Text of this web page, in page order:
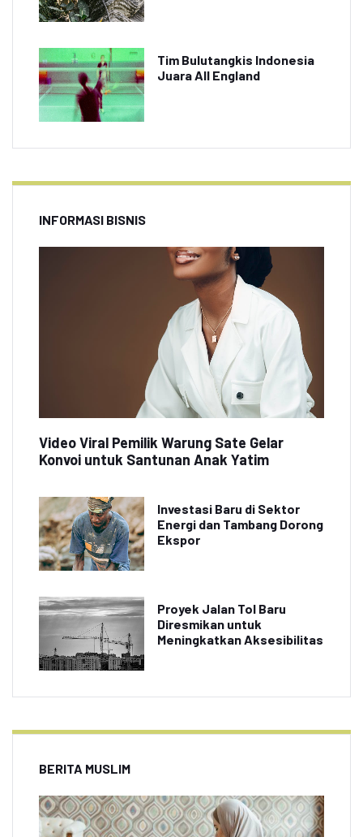
Tim Bulutangkis Indonesia
Juara All England
INFORMASI BISNIS
Video Viral Pemilik Warung Sate Gelar
Konvoi untuk Santunan Anak Yatim
Investasi Baru di Sektor
Energi dan Tambang Dorong
Ekspor
Proyek Jalan Tol Baru
Diresmikan untuk
Meningkatkan Aksesibilitas
BERITA MUSLIM